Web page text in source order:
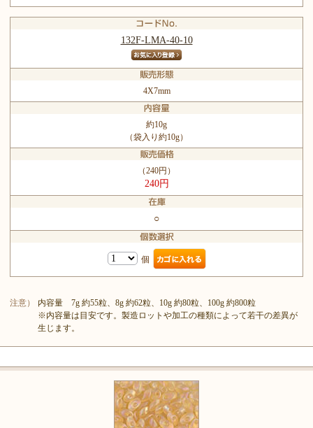
132F-LMA-40-10
4X7mm
約10g
（袋入り約10g）
（240円）
240円
○
個
注意）
内容量 7g 約55粒、8g 約62粒、10g 約80粒、100g 約800粒
※内容量は目安です。製造ロットや加工の種類によって若干の差異が
生じます。